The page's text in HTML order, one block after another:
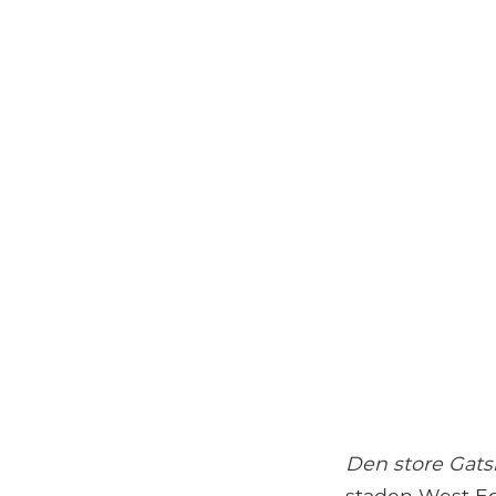
Den store